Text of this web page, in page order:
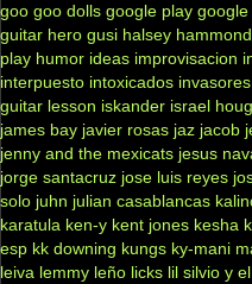
goo goo dolls google play google
guitar hero gusi halsey hammond
play humor ideas improvisacion
interpuesto intoxicados
guitar lesson iskander israel
james bay javier rosas jaz jacob
jenny and the mexicats jesus
jorge santacruz jose luis reyes
solo juhn julian casablancas
karatula ken-y kent jones kesha
esp kk downing kungs ky-mani
leiva lemmy leño licks lil silvio y